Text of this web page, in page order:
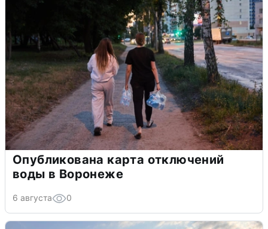
Опубликована карта отключений
воды в Воронеже
6 августа 0